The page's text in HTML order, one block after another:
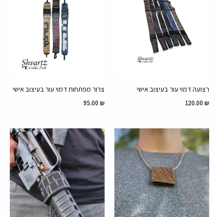
רצועה דמוי עור בעיצוב אישי
120.00 ₪
צרור מפתחות דמוי עור בעיצוב אישי
95.00 ₪